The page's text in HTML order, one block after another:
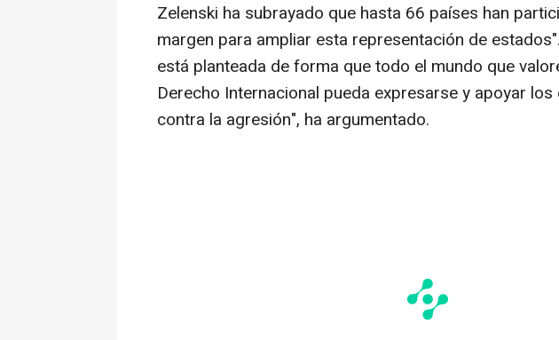
Zelenski ha subrayado que hasta 66 países han
margen para ampliar esta representación de
está planteada de forma que todo el mundo que
Derecho Internacional pueda expresarse y apoyar
contra la agresión", ha argumentado.